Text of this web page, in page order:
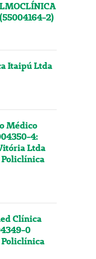
2)
Itaipú Ltda
Médico
4:
Ltda
Policlínica
Clínica
0
Policlínica